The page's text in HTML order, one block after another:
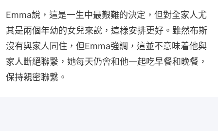
Emma說，這是一生中最艱難的決定，但對全家人尤
其是兩個年幼的女兒來說，這樣安排更好。雖然布斯
沒有與家人同住，但Emma強調，這並不意味着他與
家人斷絕聯繫，她每天仍會和他一起吃早餐和晚餐，
保持親密聯繫。